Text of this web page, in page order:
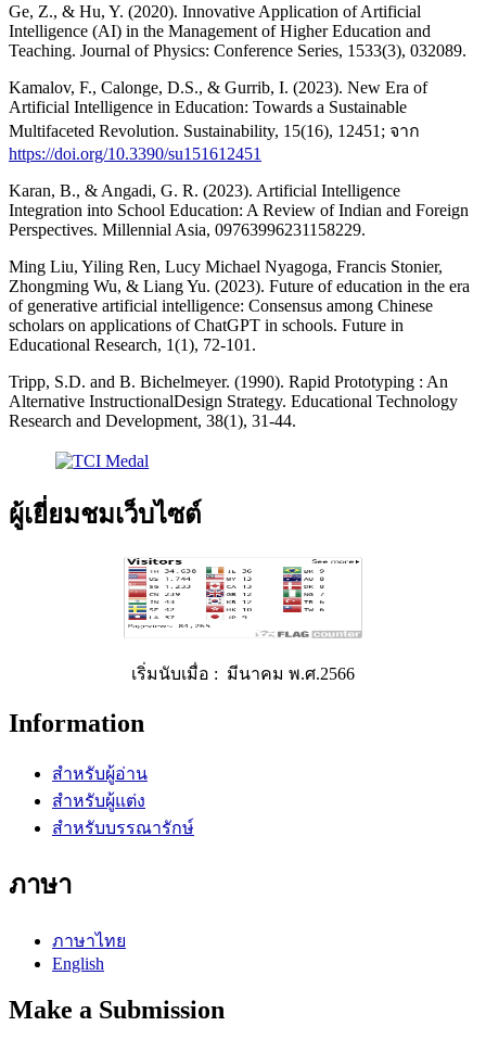
Ge, Z., & Hu, Y. (2020). Innovative Application of Artificial
Intelligence (AI) in the Management of Higher Education and
Teaching. Journal of Physics: Conference Series, 1533(3), 032089.
Kamalov, F., Calonge, D.S., & Gurrib, I. (2023). New Era of
Artificial Intelligence in Education: Towards a Sustainable
Multifaceted Revolution. Sustainability, 15(16), 12451; จาก
https://doi.org/10.3390/su151612451
Karan, B., & Angadi, G. R. (2023). Artificial Intelligence
Integration into School Education: A Review of Indian and Foreign
Perspectives. Millennial Asia, 09763996231158229.
Ming Liu, Yiling Ren, Lucy Michael Nyagoga, Francis Stonier,
Zhongming Wu, & Liang Yu. (2023). Future of education in the era
of generative artificial intelligence: Consensus among Chinese
scholars on applications of ChatGPT in schools. Future in
Educational Research, 1(1), 72-101.
Tripp, S.D. and B. Bichelmeyer. (1990). Rapid Prototyping : An
Alternative InstructionalDesign Strategy. Educational Technology
Research and Development, 38(1), 31-44.
ผู้เยี่ยมชมเว็บไซต์
เริ่มนับเมื่อ : มีนาคม พ.ศ.2566
Information
สำหรับผู้อ่าน
สำหรับผู้แต่ง
สำหรับบรรณารักษ์
ภาษา
ภาษาไทย
English
Make a Submission